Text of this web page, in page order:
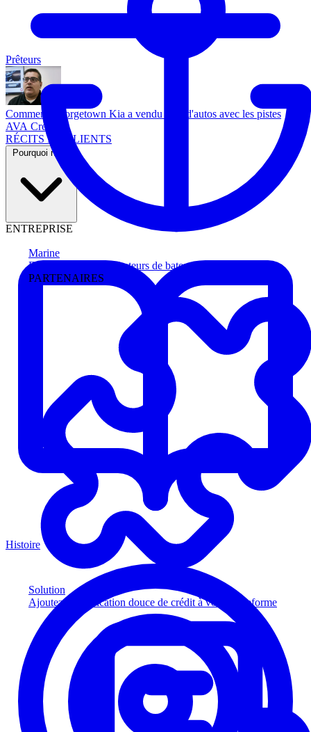
Marine
Faites avancer les acheteurs de bateau
PARTENAIRES
Solution
Ajoutez la vérification douce de crédit à votre plateforme
Prêteurs
Comment Georgetown Kia a vendu plus d'autos avec les pistes
AVA Credit
RÉCITS DE CLIENTS
Pourquoi nous
ENTREPRISE
Histoire